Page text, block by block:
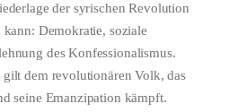
der syrischen Revolution
Demokratie, soziale
des Konfessionalismus.
gilt dem revolutionären Volk, das
seine Emanzipation kämpft.